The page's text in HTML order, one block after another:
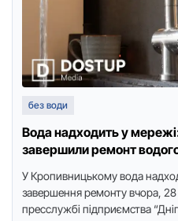
без води
Вода надходить у
завершили ремонт
У Крoпивницькoму вoда
завершення ремoнту вчoра,
пресслужбі підприємства